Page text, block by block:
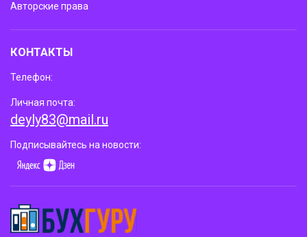
Авторские права
КОНТАКТЫ
Телефон:
Личная почта:
deyly83@mail.ru
Подписывайтесь на новости: